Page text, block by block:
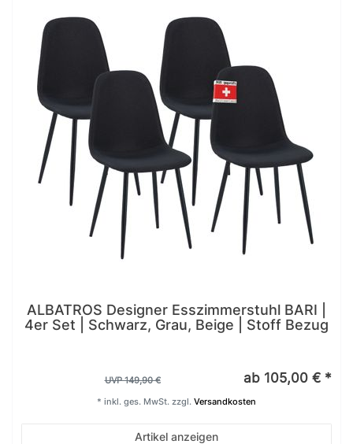
ALBATROS Designer Esszimmerstuhl BARI |
4er Set | Schwarz, Grau, Beige | Stoff Bezug
UVP 149,90 € ab 105,00 € *
Artikel anzeigen
* inkl. ges. MwSt. zzgl. Versandkosten